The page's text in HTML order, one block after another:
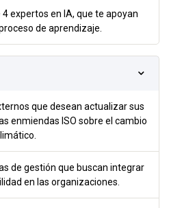
expertos en IA, que te apoyan
de aprendizaje.
que desean actualizar sus
enmiendas ISO sobre el cambio
de gestión que buscan integrar
en las organizaciones.